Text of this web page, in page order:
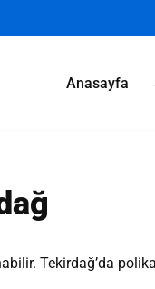
Anasayfa
Tekirdağ’da